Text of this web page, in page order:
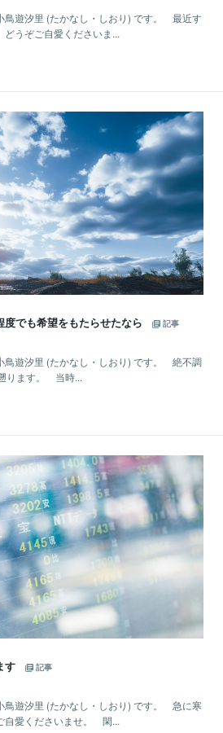
遊汐里 (たかなし・しおり) です。 最近す
うぞご自愛くださいま...
でも希望をもたらせたなら
記事
遊汐里 (たかなし・しおり) です。 絶不調
ります。 当時...
す
記事
遊汐里 (たかなし・しおり) です。 急に寒
自愛くださいませ。 閑...